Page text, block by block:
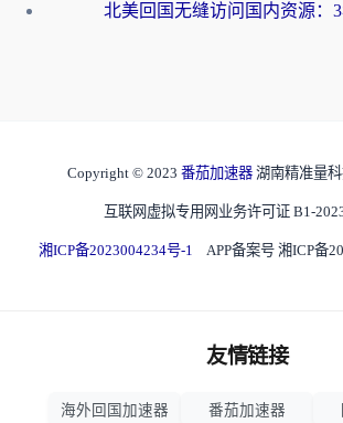
Copyright © 2023 番茄加速器 湖南精准量
互联网虚拟专用网业务许可证 B1-
湘ICP备2023004234号-1 APP备案号 湘ICP备
友情链接
海外回国加速器 番茄加速器